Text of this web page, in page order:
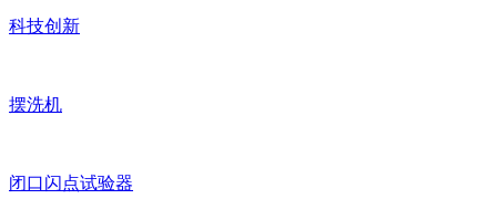
科技创新
摆洗机
闭口闪点试验器